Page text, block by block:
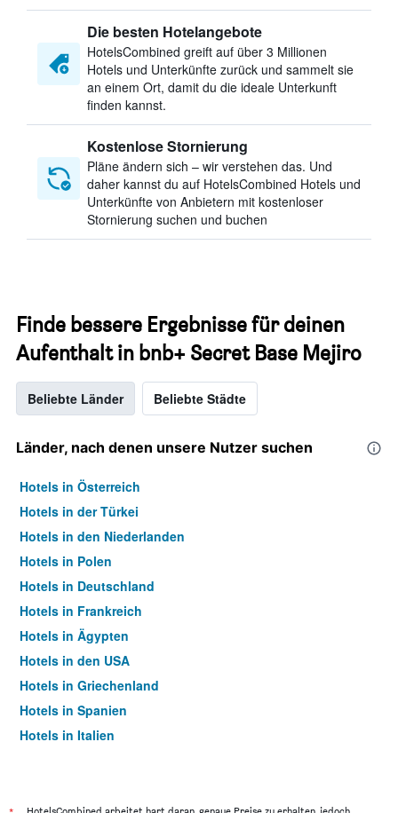
Die besten Hotelangebote
HotelsCombined greift auf über 3 Millionen
Hotels und Unterkünfte zurück und sammelt sie
an einem Ort, damit du die ideale Unterkunft
finden kannst.
Kostenlose Stornierung
Pläne ändern sich – wir verstehen das. Und
daher kannst du auf HotelsCombined Hotels und
Unterkünfte von Anbietern mit kostenloser
Stornierung suchen und buchen
Finde bessere Ergebnisse für deinen
Aufenthalt in bnb+ Secret Base Mejiro
Beliebte Länder Beliebte Städte
Länder, nach denen unsere Nutzer suchen
Hotels in Österreich
Hotels in der Türkei
Hotels in den Niederlanden
Hotels in Polen
Hotels in Deutschland
Hotels in Frankreich
Hotels in Ägypten
Hotels in den USA
Hotels in Griechenland
Hotels in Spanien
Hotels in Italien